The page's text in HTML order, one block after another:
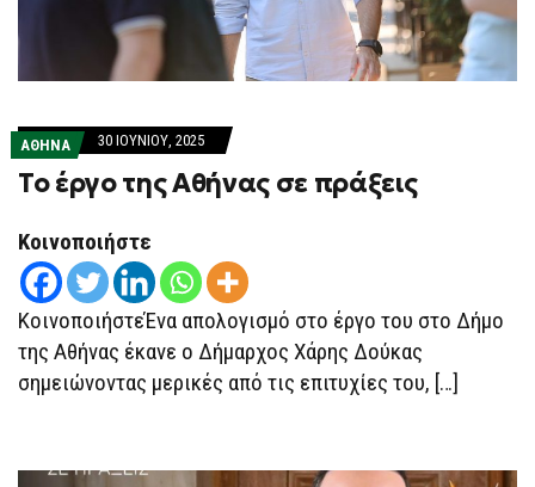
ΑΘΗΝΑ 30 ΙΟΥΝΊΟΥ, 2025
Το έργο της Αθήνας σε πράξεις
Κοινοποιήστε
ΚοινοποιήστεΈνα απολογισμό στο έργο του στο Δήμο
της Αθήνας έκανε ο Δήμαρχος Χάρης Δούκας
σημειώνοντας μερικές από τις επιτυχίες του, […]